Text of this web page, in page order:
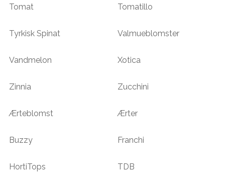
Tomat Tomatillo
Tyrkisk Spinat Valmueblomster
Vandmelon Xotica
Zinnia Zucchini
Ærteblomst Ærter
Buzzy Franchi
HortiTops TDB